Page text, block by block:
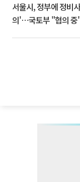
서울시, 정부에 정비
의'⋯국토부 "협의 중